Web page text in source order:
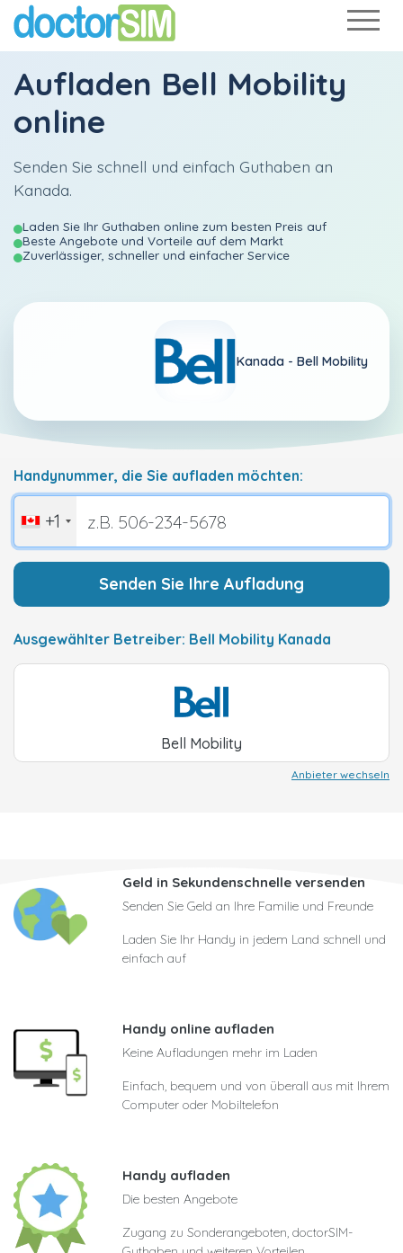
Aufladen Bell Mobility
online
Senden Sie schnell und einfach Guthaben an
Kanada.
Laden Sie Ihr Guthaben online zum besten Preis auf
Beste Angebote und Vorteile auf dem Markt
Zuverlässiger, schneller und einfacher Service
Kanada - Bell Mobility
Handynummer, die Sie aufladen möchten:
+1
Senden Sie Ihre Aufladung
Ausgewählter Betreiber: Bell Mobility Kanada
Bell Mobility
Anbieter wechseln
Geld in Sekundenschnelle versenden
Senden Sie Geld an Ihre Familie und Freunde
Laden Sie Ihr Handy in jedem Land schnell und
einfach auf
Handy online aufladen
Keine Aufladungen mehr im Laden
Einfach, bequem und von überall aus mit Ihrem
Computer oder Mobiltelefon
Handy aufladen
Die besten Angebote
Zugang zu Sonderangeboten, doctorSIM-